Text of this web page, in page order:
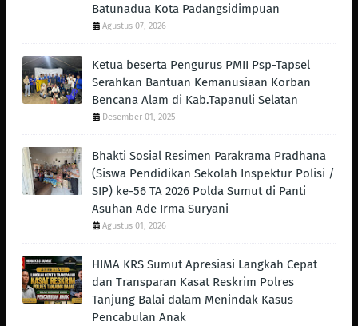
Batunadua Kota Padangsidimpuan
Agustus 07, 2026
Ketua beserta Pengurus PMII Psp-Tapsel
Serahkan Bantuan Kemanusiaan Korban
Bencana Alam di Kab.Tapanuli Selatan
Desember 01, 2025
Bhakti Sosial Resimen Parakrama Pradhana
(Siswa Pendidikan Sekolah Inspektur Polisi /
SIP) ke-56 TA 2026 Polda Sumut di Panti
Asuhan Ade Irma Suryani
Agustus 01, 2026
HIMA KRS Sumut Apresiasi Langkah Cepat
dan Transparan Kasat Reskrim Polres
Tanjung Balai dalam Menindak Kasus
Pencabulan Anak